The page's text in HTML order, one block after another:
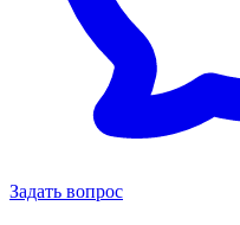
Задать вопрос